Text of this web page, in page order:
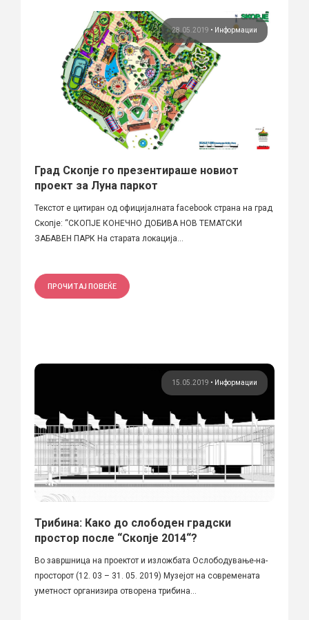
28.05.2019 • Информации
Град Скопје го презентираше новиот
проект за Луна паркот
Текстот е цитиран од официјалната facebook страна на град
Скопје: “СКОПЈЕ КОНЕЧНО ДОБИВА НОВ ТЕМАТСКИ
ЗАБАВЕН ПАРК На старата локација...
ПРОЧИТАЈ ПОВЕЌЕ
15.05.2019 • Информации
Трибина: Како до слободен градски
простор после “Скопје 2014“?
Во завршница на проектот и изложбата Ослободување-на-
просторот (12. 03 – 31. 05. 2019) Музејот на современата
уметност организира отворена трибина...